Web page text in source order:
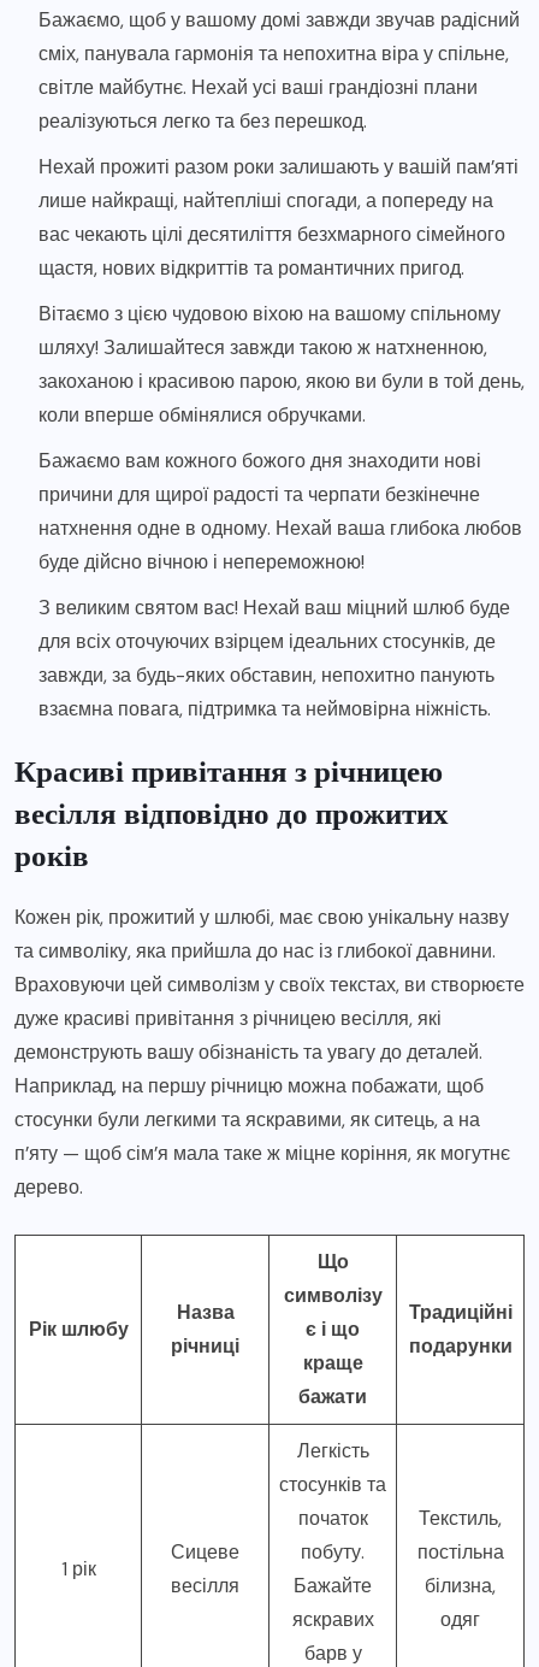
Бажаємо, щоб у вашому домі завжди звучав радісний
сміх, панувала гармонія та непохитна віра у спільне,
світле майбутнє. Нехай усі ваші грандіозні плани
реалізуються легко та без перешкод.
Нехай прожиті разом роки залишають у вашій пам’яті
лише найкращі, найтепліші спогади, а попереду на
вас чекають цілі десятиліття безхмарного сімейного
щастя, нових відкриттів та романтичних пригод.
Вітаємо з цією чудовою віхою на вашому спільному
шляху! Залишайтеся завжди такою ж натхненною,
закоханою і красивою парою, якою ви були в той день,
коли вперше обмінялися обручками.
Бажаємо вам кожного божого дня знаходити нові
причини для щирої радості та черпати безкінечне
натхнення одне в одному. Нехай ваша глибока любов
буде дійсно вічною і непереможною!
З великим святом вас! Нехай ваш міцний шлюб буде
для всіх оточуючих взірцем ідеальних стосунків, де
завжди, за будь-яких обставин, непохитно панують
взаємна повага, підтримка та неймовірна ніжність.
Красиві привітання з річницею
весілля відповідно до прожитих
років
Кожен рік, прожитий у шлюбі, має свою унікальну назву
та символіку, яка прийшла до нас із глибокої давнини.
Враховуючи цей символізм у своїх текстах, ви створюєте
дуже красиві привітання з річницею весілля, які
демонструють вашу обізнаність та увагу до деталей.
Наприклад, на першу річницю можна побажати, щоб
стосунки були легкими та яскравими, як ситець, а на
п’яту — щоб сім’я мала таке ж міцне коріння, як могутнє
дерево.
Рік шлюбу
Назва
річниці
Що
символізу
є і що
краще
бажати
Традиційні
подарунки
1 рік
Сицеве
весілля
Легкість
стосунків та
початок
побуту.
Бажайте
яскравих
барв у
Текстиль,
постільна
білизна,
одяг